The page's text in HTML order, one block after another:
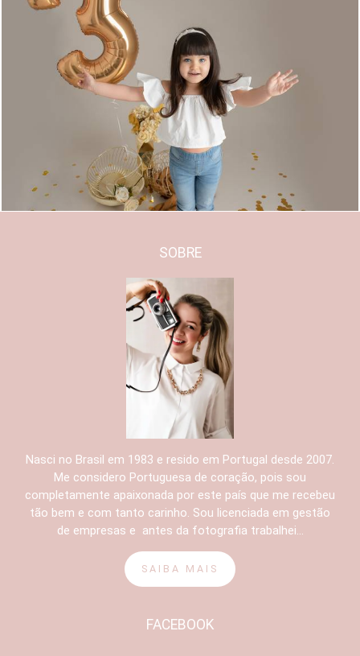
1378 95
SOBRE
Nasci no Brasil em 1983 e resido em Portugal desde 2007.
Me considero Portuguesa de coração, pois sou
completamente apaixonada por este país que me recebeu
tão bem e com tanto carinho. Sou licenciada em gestão
de empresas e antes da fotografia trabalhei...
SAIBA MAIS
FACEBOOK